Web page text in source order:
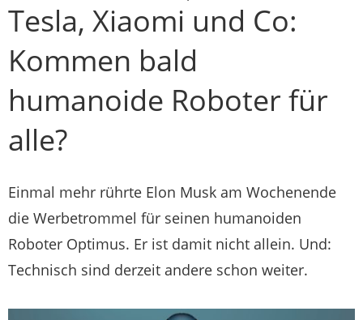
Tesla, Xiaomi und Co:
Kommen bald
humanoide Roboter für
alle?
Einmal mehr rührte Elon Musk am Wochenende
die Werbetrommel für seinen humanoiden
Roboter Optimus. Er ist damit nicht allein. Und:
Technisch sind derzeit andere schon weiter.